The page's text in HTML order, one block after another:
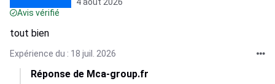
Avis vérifié
tout bien
Expérience du : 18 juil. 2026
Réponse de Mca-group.fr